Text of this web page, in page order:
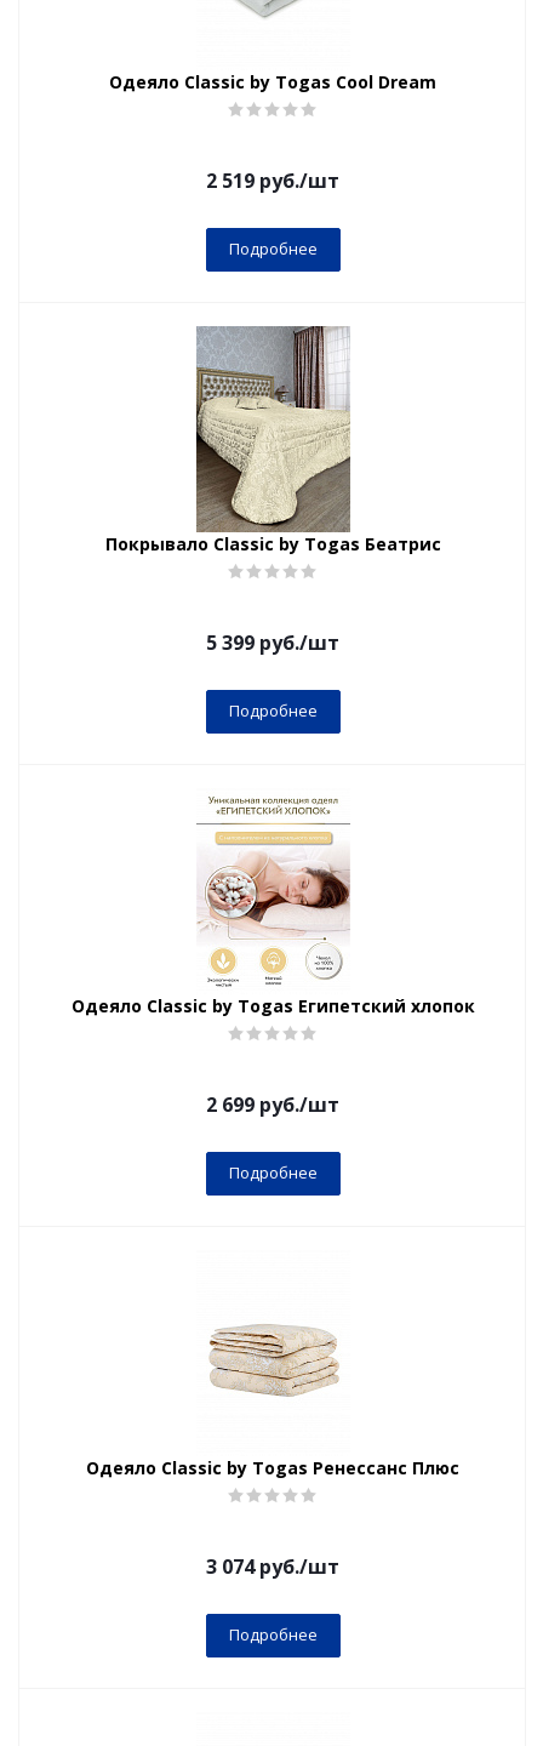
Одеяло Classic by Togas Cool Dream
2 519 руб./шт
Подробнее
Покрывало Classic by Togas Беатрис
5 399 руб./шт
Подробнее
Одеяло Classic by Togas Египетский хлопок
2 699 руб./шт
Подробнее
Одеяло Classic by Togas Ренессанс Плюс
3 074руб./шт
Подробнее